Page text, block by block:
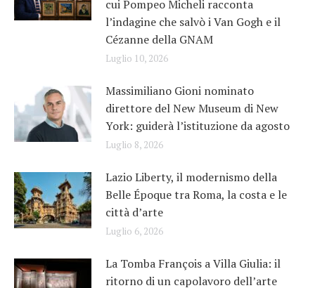
cui Pompeo Micheli racconta
l’indagine che salvò i Van Gogh e il
Cézanne della GNAM
Luglio 10, 2026
Massimiliano Gioni nominato
direttore del New Museum di New
York: guiderà l’istituzione da agosto
Luglio 8, 2026
Lazio Liberty, il modernismo della
Belle Époque tra Roma, la costa e le
città d’arte
Luglio 6, 2026
La Tomba François a Villa Giulia: il
ritorno di un capolavoro dell’arte